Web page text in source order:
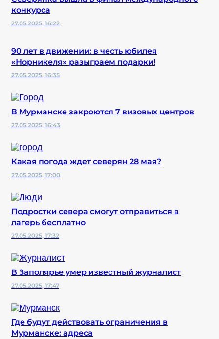
конкурса
27.05.2025, 16:22
90 лет в движении: в честь юбилея
«Норникеля» разыграем подарки!
27.05.2025, 16:35
В Мурманске закроются 7 визовых центров
27.05.2025, 16:43
Какая погода ждет северян 28 мая?
27.05.2025, 17:00
Подростки севера смогут отправиться в
лагерь бесплатно
27.05.2025, 17:32
В Заполярье умер известный журналист
27.05.2025, 17:47
Где будут действовать ограничения в
Мурманске: адреса